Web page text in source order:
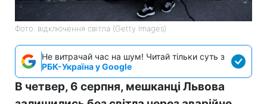
Фото: відключення світла (Getty Images)
Не витрачай час на шум! Читай тільки суть з
РБК-Україна у Google
В четвер, 6 серпня, мешканці Львова